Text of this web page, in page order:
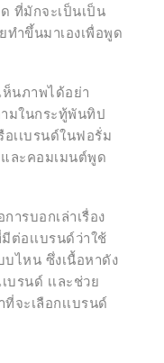
ที่มักจะเป็นเป็น
ทำขึ้นมาเองเพื่อพูด
ห็นภาพได้อย่า
มในกระทู้พันทิป
อเเบรนด์ในฟอรั่ม
ละคอมเมนต์พูด
การบอกเล่าเรื่อง
ต่อเเบรนด์ว่าใช้
บไหน ซึ่งเนื้อหาดัง
บรนด์ เเละช่วย
จะเลือกเเบรนด์